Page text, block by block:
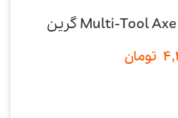
تبر چندکاره و تاشو Multi-Tool Axe گرین
تومان